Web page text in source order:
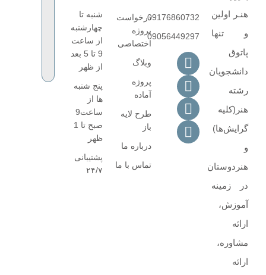
هنـر اولین
و تنها
پاتوق
دانشجویان
رشته
هنر(کلیه
گرایش‌ها)
و
هنردوستان
در زمینه
آموزش،
ارائه‌
مشاوره‌،
ارائه
09176860732
09056449297
درخواست
پروژه
اختصاصی
وبلاگ
پروژه
آماده
طرح لایه
باز
درباره ما
تماس با ما
شنبه تا
چهارشنبه
از ساعت
9 تا 5 بعد
از ظهر
پنج شنبه
ها از
ساعت9
صبح تا 1
ظهر
پشتیبانی
۲۴/۷